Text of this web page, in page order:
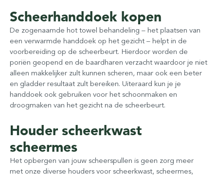
Scheerhanddoek kopen
De zogenaamde hot towel behandeling – het plaatsen van
een verwarmde handdoek op het gezicht – helpt in de
voorbereiding op de scheerbeurt. Hierdoor worden de
poriën geopend en de baardharen verzacht waardoor je niet
alleen makkelijker zult kunnen scheren, maar ook een beter
en gladder resultaat zult bereiken. Uiteraard kun je je
handdoek ook gebruiken voor het schoonmaken en
droogmaken van het gezicht na de scheerbeurt.
Houder scheerkwast
scheermes
Het opbergen van jouw scheerspullen is geen zorg meer
met onze diverse houders voor scheerkwast, scheermes,